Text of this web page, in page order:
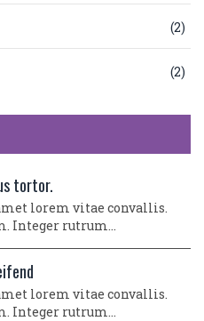
(2)
(2)
tortor.
lorem vitae convallis.
Integer rutrum…
lorem vitae convallis.
Integer rutrum…